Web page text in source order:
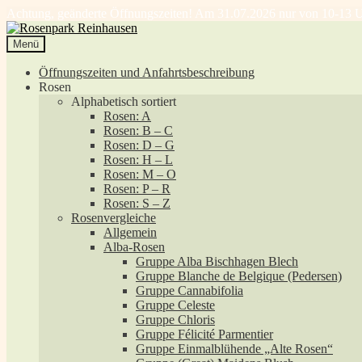
Achtung, geänderte Öffnungszeiten! Am 31.07.2026 nur von 10-13
Zur
Navigation
springen
Zum
Inhalt
springen
Menü
Öffnungszeiten und Anfahrtsbeschreibung
Rosen
Alphabetisch sortiert
Rosen: A
Rosen: B – C
Rosen: D – G
Rosen: H – L
Rosen: M – O
Rosen: P – R
Rosen: S – Z
Rosenvergleiche
Allgemein
Alba-Rosen
Gruppe Alba Bischhagen Blech
Gruppe Blanche de Belgique (Pedersen)
Gruppe Cannabifolia
Gruppe Celeste
Gruppe Chloris
Gruppe Félicité Parmentier
Gruppe Einmalblühende „Alte Rosen“